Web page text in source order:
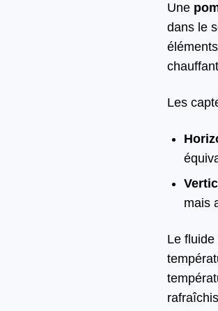
Une
dans le
Les
mais
Le